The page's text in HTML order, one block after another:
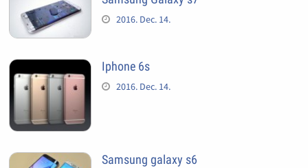
2016. Dec. 14.
Iphone 6s
2016. Dec. 14.
Samsung galaxy s6